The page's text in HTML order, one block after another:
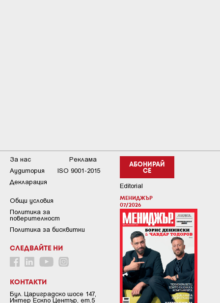
АБОНИРАЙ
СЕ
Editorial
МЕНИДЖЪР
07/2026
За нас
Реклама
Аудитория
ISO 9001-2015
Декларация
Общи условия
Пoлитикa зa
пoвepитeлнocт
Политика за бисквитки
СЛЕДВАЙТЕ НИ
КОНТАКТИ
Бул. Цариградско шосе 147,
Интер Ескпо Център, ет.5